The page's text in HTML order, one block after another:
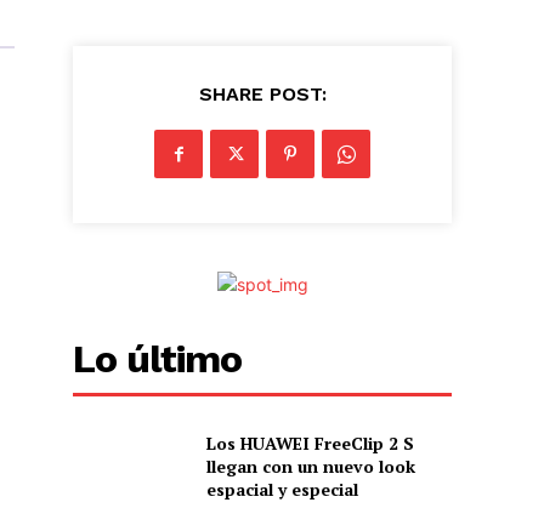
SHARE POST:
Lo último
Los HUAWEI FreeClip 2 S
llegan con un nuevo look
espacial y especial